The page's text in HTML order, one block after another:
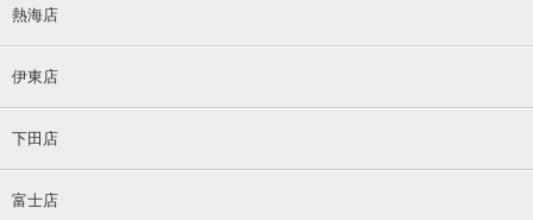
熱海店
伊東店
下田店
富士店